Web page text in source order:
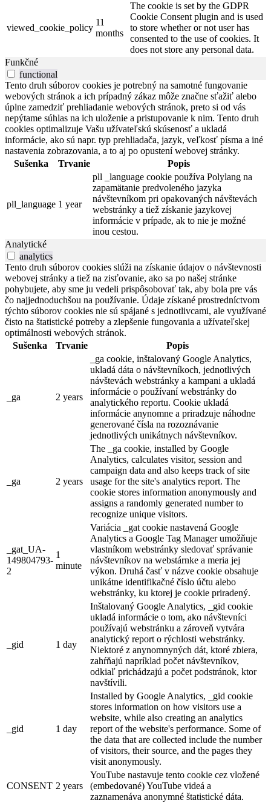
viewed_cookie_policy
11
months
The cookie is set by the GDPR
Cookie Consent plugin and is used
to store whether or not user has
consented to the use of cookies. It
does not store any personal data.
Funkčné
functional
Tento druh súborov cookies je potrebný na samotné fungovanie
webových stránok a ich prípadný zákaz môže značne sťažiť alebo
úplne zamedziť prehliadanie webových stránok, preto si od vás
nepýtame súhlas na ich uloženie a pristupovanie k nim. Tento druh
cookies optimalizuje Vašu užívateľskú skúsenosť a ukladá
informácie, ako sú napr. typ prehliadača, jazyk, veľkosť písma a iné
nastavenia zobrazovania, a to aj po opustení webovej stránky.
Sušenka
Trvanie Popis
pll_language 1 year
pll _language cookie používa Polylang na
zapamätanie predvoleného jazyka
návštevníkom pri opakovaných návštevách
webstránky a tiež získanie jazykovej
informácie v prípade, ak to nie je možné
inou cestou.
Analytické
analytics
Tento druh súborov cookies slúži na získanie údajov o návštevnosti
webovej stránky a tiež na zisťovanie, ako sa po našej stránke
pohybujete, aby sme ju vedeli prispôsobovať tak, aby bola pre vás
čo najjednoduchšou na používanie. Údaje získané prostredníctvom
týchto súborov cookies nie sú spájané s jednotlivcami, ale využívané
čisto na štatistické potreby a zlepšenie fungovania a užívateľskej
optimálnosti webových stránok.
Sušenka
Trvanie Popis
_ga 2 years
_ga cookie, inštalovaný Google Analytics,
ukladá dáta o návštevníkoch, jednotlivých
návštevách webstránky a kampani a ukladá
informácie o používaní webstránky do
analytického reportu. Cookie ukladá
informácie anynomne a priradzuje náhodne
generované čísla na rozoznávanie
jednotlivých unikátnych návštevníkov.
_ga 2 years
The _ga cookie, installed by Google
Analytics, calculates visitor, session and
campaign data and also keeps track of site
usage for the site's analytics report. The
cookie stores information anonymously and
assigns a randomly generated number to
recognize unique visitors.
_gat_UA-
149804793-
2
1
minute
Variácia _gat cookie nastavená Google
Analytics a Google Tag Manager umožňuje
vlastníkom webstránky sledovať správanie
návštevníkov na webstárnke a meria jej
výkon. Druhá časť v názve cookie obsahuje
unikátne identifikačné číslo účtu alebo
webstránky, ku ktorej je cookie priradený.
_gid 1 day
Inštalovaný Google Analytics, _gid cookie
ukladá informácie o tom, ako návštevníci
používajú webstránku a zároveň vytvára
analytický report o rýchlosti webstránky.
Niektoré z anynomnyných dát, ktoré zbiera,
zahŕňajú napríklad počet návštevníkov,
odkiaľ prichádzajú a počet podstránok, ktor
navštívili.
_gid 1 day
Installed by Google Analytics, _gid cookie
stores information on how visitors use a
website, while also creating an analytics
report of the website's performance. Some of
the data that are collected include the number
of visitors, their source, and the pages they
visit anonymously.
CONSENT 2 years
YouTube nastavuje tento cookie cez vložené
(embedované) YouTube videá a
zaznamenáva anonymné štatistické dáta.